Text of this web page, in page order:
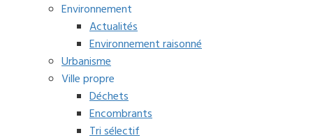
Environnement
Actualités
Environnement raisonné
Urbanisme
Ville propre
Déchets
Encombrants
Tri sélectif